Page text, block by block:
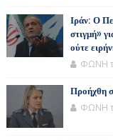
Ιράν: Ο
στιγμή»
ούτε
ΦΩΝΗ
Προήχθη
ΦΩΝΗ